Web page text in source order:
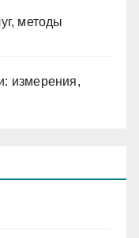
методы
измерения,